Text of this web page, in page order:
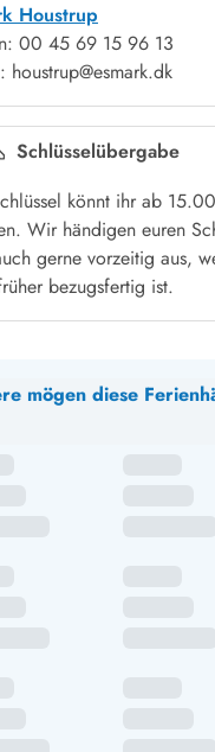
Houstrup
00 45 69 15 96 13
houstrup@esmark.dk
Schlüsselübergabe
könnt ihr ab
Wir händigen euren
gerne vorzeitig aus,
bezugsfertig ist.
mögen diese